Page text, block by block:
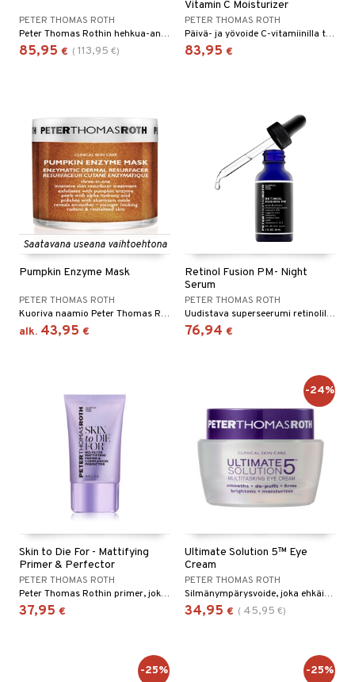
PETER THOMAS ROTH
Peter Thomas Rothin hehkua-antava seerumi ehkäisten hienoja uurteita ja ryppyjä, antaen kiinteämmän ihon, tasaisemman ihosävyn ja paremman rakenteen
85,95 € ( 113,95 €)
Vitamin C Moisturizer
PETER THOMAS ROTH
Päivä- ja yövoide C-vitamiinilla tasaisemman ja hehkuvamman ihon saavuttamiseksi Peter Thomas Rothilta.
83,95 €
Saatavana useana vaihtoehtona
Pumpkin Enzyme Mask
PETER THOMAS ROTH
Kuoriva naamio Peter Thomas Rothilta
alk. 43,95 €
Retinol Fusion PM- Night
Serum
PETER THOMAS ROTH
Uudistava superseerumi retinolilla antamaan nuoremman ja kauniimman ihon - Peter Thomas Roth
76,94 €
Skin to Die For - Mattifying
Primer & Perfector
PETER THOMAS ROTH
Peter Thomas Rothin primer, joka pysyy koko päivän
37,95 €
Ultimate Solution 5™ Eye
Cream
PETER THOMAS ROTH
Silmänympärysvoide, joka ehkäisee ryppyjä, turvotusta, kiinteyden menetystä, tummia silmänalusia ja kuivuutta.
34,95 € ( 45,95 €)
-24%
-25% -25%